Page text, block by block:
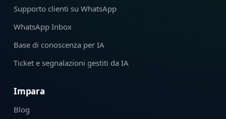
Supporto clienti su WhatsApp
WhatsApp Inbox
Base di conoscenza per IA
Ticket e segnalazioni gestiti da IA
Impara
Blog